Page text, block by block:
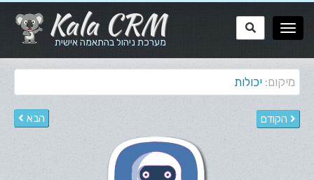
Kala CRM
מערכת ניהול בהתאמה אישית
מיקום: יכולות
הקודם הבא